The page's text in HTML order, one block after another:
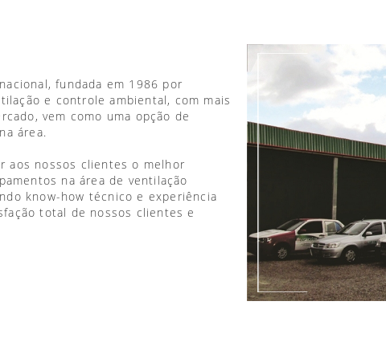
fundada em 1986 por
e controle ambiental, com mais
vem como uma opção de
área.
aos nossos clientes o melhor
na área de ventilação
know-how técnico e experiência
total de nossos clientes e